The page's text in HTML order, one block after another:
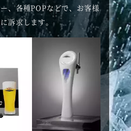
ー、各種POPなどで、お客様
に訴求します。